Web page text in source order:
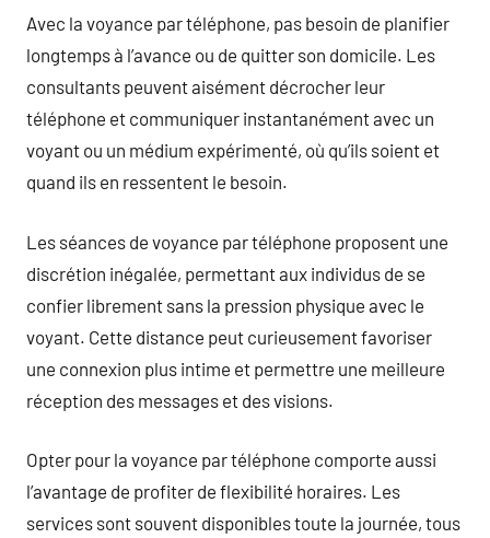
Avec la voyance par téléphone, pas besoin de planifier
longtemps à l’avance ou de quitter son domicile. Les
consultants peuvent aisément décrocher leur
téléphone et communiquer instantanément avec un
voyant ou un médium expérimenté, où qu’ils soient et
quand ils en ressentent le besoin.
Les séances de voyance par téléphone proposent une
discrétion inégalée, permettant aux individus de se
confier librement sans la pression physique avec le
voyant. Cette distance peut curieusement favoriser
une connexion plus intime et permettre une meilleure
réception des messages et des visions.
Opter pour la voyance par téléphone comporte aussi
l’avantage de profiter de flexibilité horaires. Les
services sont souvent disponibles toute la journée, tous